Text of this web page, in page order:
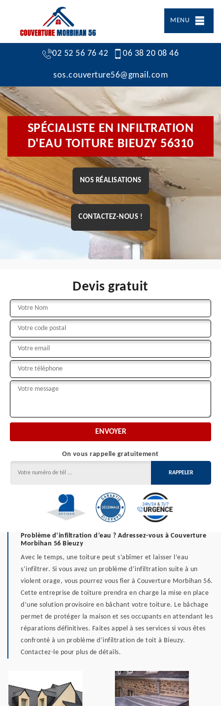
MENU
02 52 56 76 42 06 38 20 08 46
sos.couverture56@gmail.com
SPÉCIALISTE EN INFILTRATION
D'EAU TOITURE BIEUZY 56310
NOS RÉALISATIONS
CONTACTEZ-NOUS !
Devis gratuit
On vous rappelle gratuitement
Problème d’infiltration d’eau ? Adressez-vous à Couverture
Morbihan 56 Bieuzy
Avec le temps, une toiture peut s’abîmer et laisser l’eau
s’infiltrer. Si vous avez un problème d’infiltration suite à un
violent orage, vous pourrez vous fier à Couverture Morbihan 56.
Cette entreprise de toiture prendra en charge la mise en place
d’une solution provisoire en bâchant votre toiture. Le bâchage
permet de protéger la maison et ses occupants en attendant les
réparations définitives. Faites appel à ses services si vous êtes
confronté à un problème d’infiltration de toit à Bieuzy.
Contactez-le pour plus de détails.